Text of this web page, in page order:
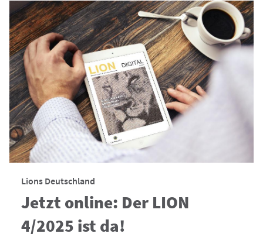
Lions Deutschland
Jetzt online: Der LION
4/2025 ist da!